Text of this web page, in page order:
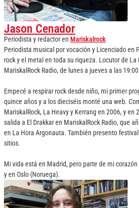
Jason Cenador
Periodista y redactoren Mariskalrock
Periodista musical por vocación y Licenciado en
rock y el metal en toda su riqueza. Locutor de La
MariskalRock Radio, de lunes a jueves a las 19:00
Empecé a respirar rock desde niño, mi primer
quince años y a los dieciséis monté una web.
MariskalRock, La Heavy y Kerrang en 2006, y en
salida a El Drakkar en MariskalRock Radio, que
en La Hora Argonauta. También presento
sitios.
Mi vida está en Madrid, pero parte de mi
y en Oslo (Noruega).